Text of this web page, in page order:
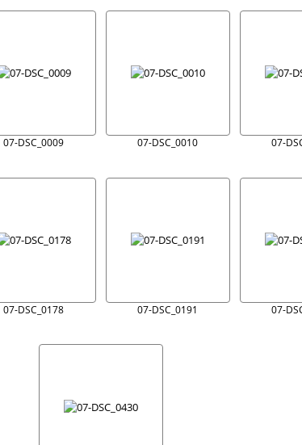
07-DSC_0009 07-DSC_0010 07-
07-DSC_0178 07-DSC_0191 07-